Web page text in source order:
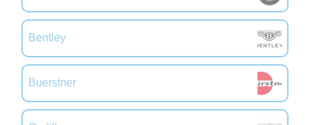
Bentley
Buerstner